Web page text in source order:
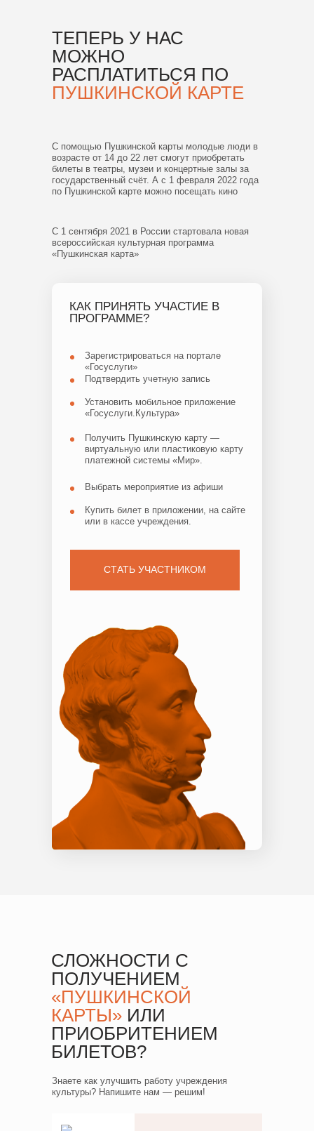
ТЕПЕРЬ У НАС
МОЖНО
РАСПЛАТИТЬСЯ ПО
ПУШКИНСКОЙ КАРТЕ
С 1 сентября 2021 в России стартовала новая
всероссийская культурная программа
«Пушкинская карта»
С помощью Пушкинской карты молодые люди в
возрасте от 14 до 22 лет смогут приобретать
билеты в театры, музеи и концертные залы за
государственный счёт. А с 1 февраля 2022 года
по Пушкинской карте можно посещать кино
Зарегистрироваться на портале
«Госуслуги»
Выбрать мероприятие из афиши
Подтвердить учетную запись
Купить билет в приложении, на сайте
или в кассе учреждения.
Установить мобильное приложение
«Госуслуги.Культура»
Получить Пушкинскую карту —
виртуальную или пластиковую карту
платежной системы «Мир».
КАК ПРИНЯТЬ УЧАСТИЕ В
ПРОГРАММЕ?
СТАТЬ УЧАСТНИКОМ
СЛОЖНОСТИ С
ПОЛУЧЕНИЕМ
«ПУШКИНСКОЙ
КАРТЫ» ИЛИ
ПРИОБРИТЕНИЕМ
БИЛЕТОВ?
Знаете как улучшить работу учреждения
культуры? Напишите нам — решим!